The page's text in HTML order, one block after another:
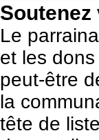
Le
et les
peut-être
la
tête de